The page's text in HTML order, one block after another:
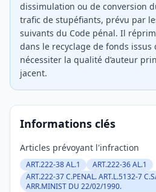
dissimulation ou de conversion
trafic de stupéfiants, prévu par
suivants du Code pénal. Il
dans le recyclage de fonds issus
nécessiter la qualité d’auteur
jacent.
Informations clés
Articles prévoyant l'infraction
ART.222-38 AL.1
ART.222-36 AL.1
ART.222-37 C.PENAL. ART.L.5132-7
ARR.MINIST DU 22/02/1990.